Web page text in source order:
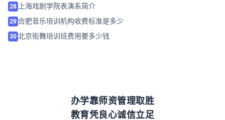
28 上海戏剧学院表演系简介
29合肥音乐培训机构收费标准是多少
30 北京街舞培训班费用要多少钱
办学靠师资管理取胜
教育凭良心诚信立足